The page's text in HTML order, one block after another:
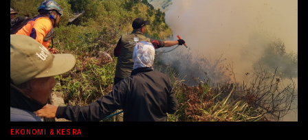
EKONOMI & KESRA